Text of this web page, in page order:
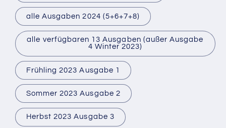
alle Ausgaben 2024 (5+6+7+8)
alle verfügbaren 13 Ausgaben (außer Ausgabe
4 Winter 2023)
Frühling 2023 Ausgabe 1
Sommer 2023 Ausgabe 2
Herbst 2023 Ausgabe 3